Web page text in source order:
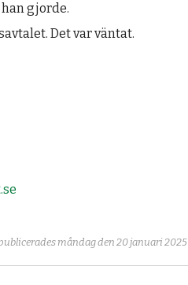
gjorde.
Det var väntat.
måndag den 20 januari 2025